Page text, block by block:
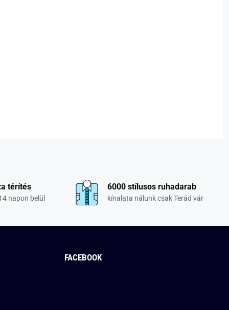
térítés
napon belül
6000 stílusos ruhadarab
kínalata nálunk csak Terád vár
FACEBOOK